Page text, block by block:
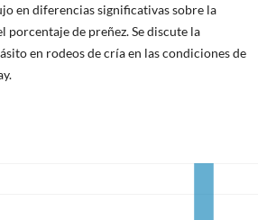
en diferencias significativas sobre la
porcentaje de preñez. Se discute la
en rodeos de cría en las condiciones de